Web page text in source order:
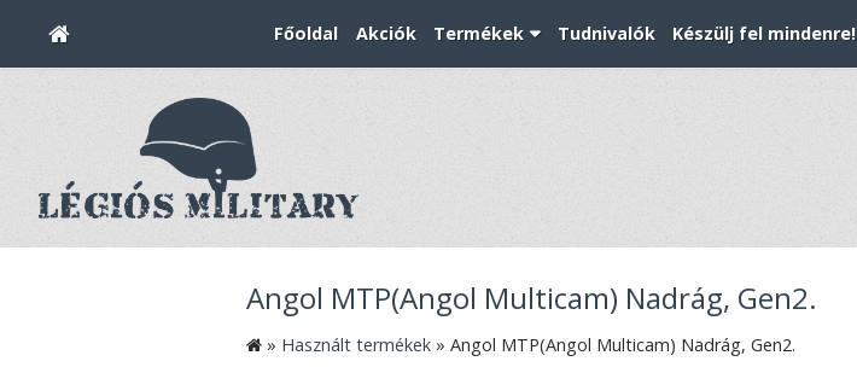
Főoldal Akciók Termékek Tudnivalók Készülj fel mindenre!
Angol MTP(Angol Multicam) Nadrág, Gen2.
» Használt termékek » Angol MTP(Angol Multicam) Nadrág, Gen2.